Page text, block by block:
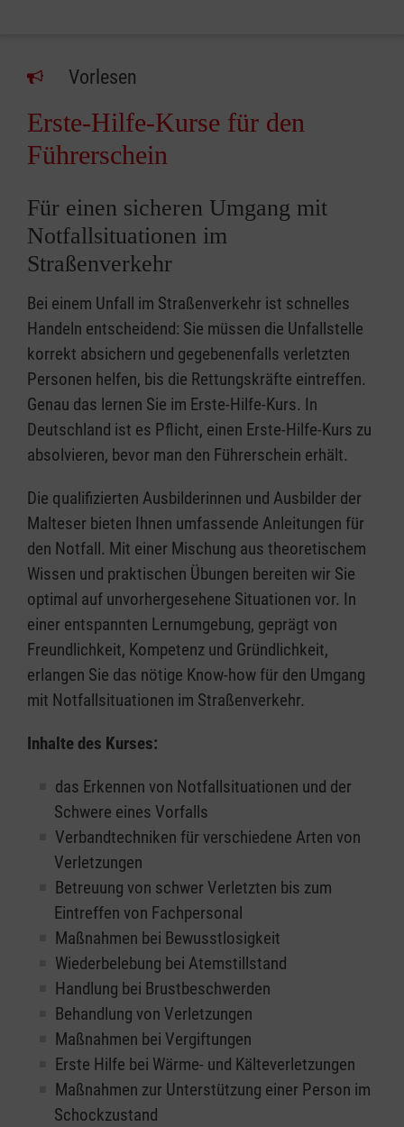
Vorlesen
Erste-Hilfe-Kurse für den
Führerschein
Für einen sicheren Umgang mit
Notfallsituationen im
Straßenverkehr
Bei einem Unfall im Straßenverkehr ist schnelles
Handeln entscheidend: Sie müssen die Unfallstelle
korrekt absichern und gegebenenfalls verletzten
Personen helfen, bis die Rettungskräfte eintreffen.
Genau das lernen Sie im Erste-Hilfe-Kurs. In
Deutschland ist es Pflicht, einen Erste-Hilfe-Kurs zu
absolvieren, bevor man den Führerschein erhält.
Die qualifizierten Ausbilderinnen und Ausbilder der
Malteser bieten Ihnen umfassende Anleitungen für
den Notfall. Mit einer Mischung aus theoretischem
Wissen und praktischen Übungen bereiten wir Sie
optimal auf unvorhergesehene Situationen vor. In
einer entspannten Lernumgebung, geprägt von
Freundlichkeit, Kompetenz und Gründlichkeit,
erlangen Sie das nötige Know-how für den Umgang
mit Notfallsituationen im Straßenverkehr.
Inhalte des Kurses:
das Erkennen von Notfallsituationen und der
Schwere eines Vorfalls
Verbandtechniken für verschiedene Arten von
Verletzungen
Betreuung von schwer Verletzten bis zum
Eintreffen von Fachpersonal
Maßnahmen bei Bewusstlosigkeit
Wiederbelebung bei Atemstillstand
Handlung bei Brustbeschwerden
Behandlung von Verletzungen
Maßnahmen bei Vergiftungen
Erste Hilfe bei Wärme- und Kälteverletzungen
Maßnahmen zur Unterstützung einer Person im
Schockzustand